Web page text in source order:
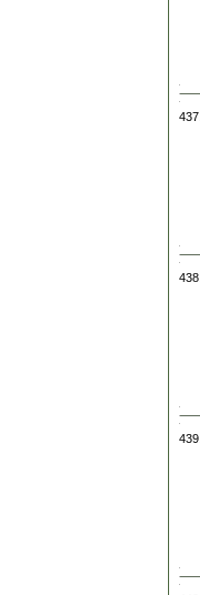
437.
438.
439.